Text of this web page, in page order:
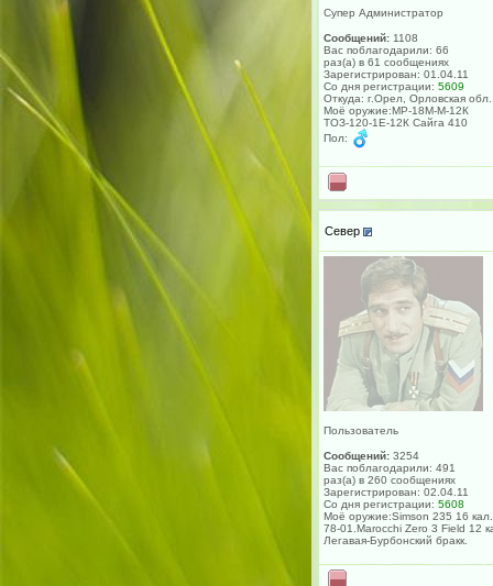
Супер Администратор
Сообщений: 1108
Вас поблагодарили: 66
раз(а) в 61 сообщениях
Зарегистрирован: 01.04.11
Со дня регистрации: 5609
Откуда: г.Орел, Орловская
Моё оружие:МР-18М-М-12К
ТОЗ-120-1Е-12К Сайга 410
Пол:
Север
Пользователь
Сообщений: 3254
Вас поблагодарили: 491
раз(а) в 260 сообщениях
Зарегистрирован: 02.04.11
Со дня регистрации: 5608
Моё оружие:Simson 235 16
78-01.Marocchi Zero 3 Field 12
Легавая-Бурбонский бракк.